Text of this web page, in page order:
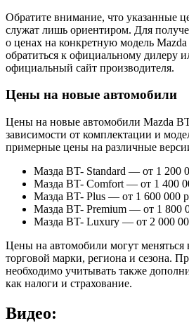
Обратите внимание, что указанные
служат лишь ориентиром. Для
о ценах на конкретную модель
обратиться к официальному дилеру
официальный сайт производителя.
Цены на новые автомобили
Цены на новые автомобили Mazda
зависимости от комплектации и
примерные цены на различные
Мазда BT- Standard — от 1 200
Мазда BT- Comfort — от 1 400
Мазда BT- Plus — от 1 600 000
Мазда BT- Premium — от 1 800
Мазда BT- Luxury — от 2 000
Цены на автомобили могут меняться
торговой марки, региона и сезона.
необходимо учитывать также
как налоги и страхование.
Видео: